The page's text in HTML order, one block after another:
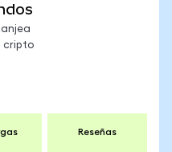
cripto
Reseñas